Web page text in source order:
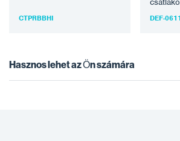
CTPRBBHI DEF-
Hasznos lehet az Ön számára